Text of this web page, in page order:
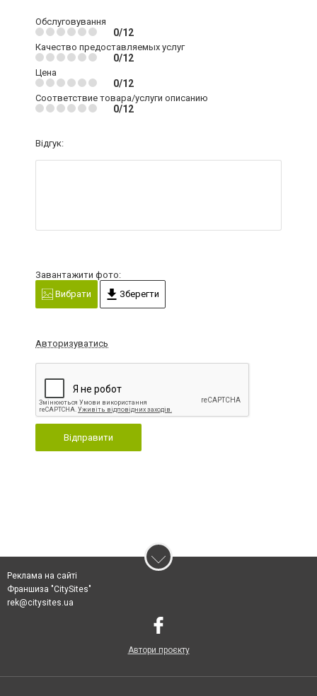
Обслуговування
0/12
Качество предоставляемых услуг
0/12
Цена
0/12
Соответствие товара/услуги описанию
0/12
Відгук:
Завантажити фото:
Вибрати
Зберегти
Авторизуватись
Відправити
Реклама на сайті
Франшиза "CitySites"
rek@citysites.ua
Автори проєкту